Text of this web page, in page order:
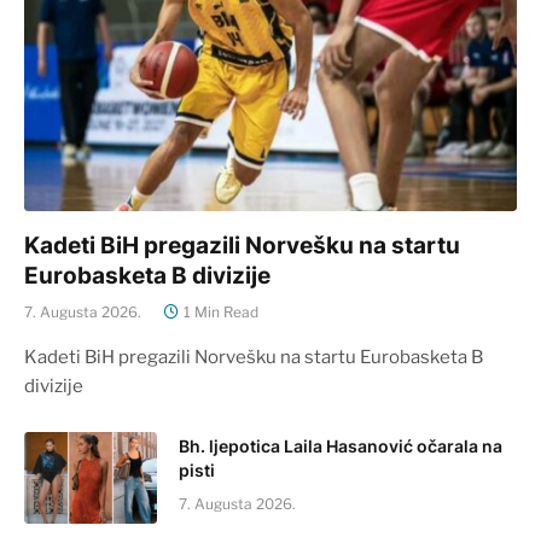
Kadeti BiH pregazili Norvešku na startu
Eurobasketa B divizije
7. Augusta 2026. 1 Min Read
Kadeti BiH pregazili Norvešku na startu Eurobasketa B
divizije
Bh. ljepotica Laila Hasanović očarala na
pisti
7. Augusta 2026.